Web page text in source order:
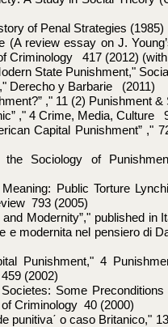
of Penal Strategies (1985)
review essay on J.
Criminology 417 (2012)
State Punishment,"
Derecho y Barbarie (2011)
," 11 (2) Punishment
," 4 Crime, Media, Culture
Capital Punishment” ,"
Sociology of
Public Torture
793 (2005)
Modernity”," published in
e modernita nel pensiero di
Punishment," 4
(2002)
Some Preconditions
Criminology 40 (2000)
punitiva΄ o caso Britanico,"